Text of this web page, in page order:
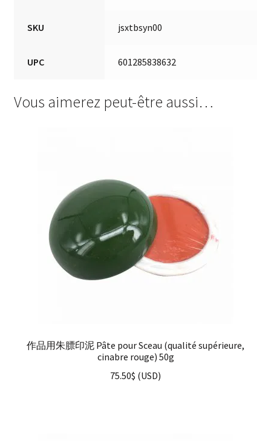
SKU jsxtbsyn00
UPC 601285838632
Vous aimerez peut-être aussi…
作品用朱膘印泥 Pâte pour Sceau (qualité supérieure,
cinabre rouge) 50g
75.50$ (USD)